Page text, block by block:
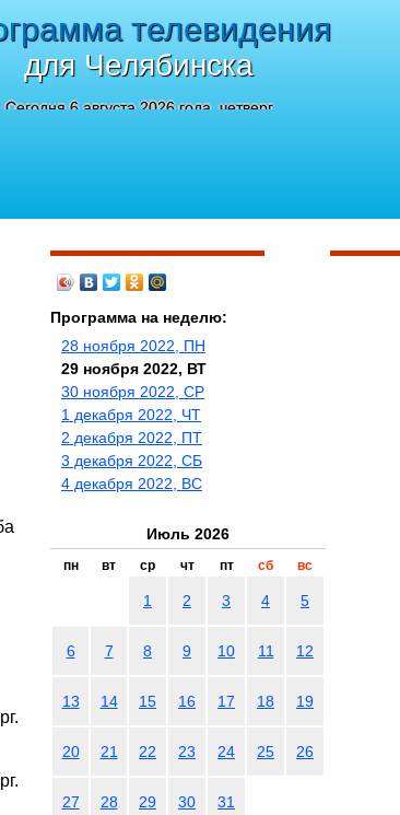
телевидения
для Челябинска
Сегодня 6 августа 2026 года, четверг
Программа на неделю:
28 ноября 2022, ПН
29 ноября 2022, ВТ
30 ноября 2022, СР
1 декабря 2022, ЧТ
2 декабря 2022, ПТ
3 декабря 2022, СБ
4 декабря 2022, ВС
Июль 2026
пн вт ср чт пт сб вс
1 2 3 4 5
6 7 8 9 10 11 12
13 14 15 16 17 18 19
20 21 22 23 24 25 26
27 28 29 30 31